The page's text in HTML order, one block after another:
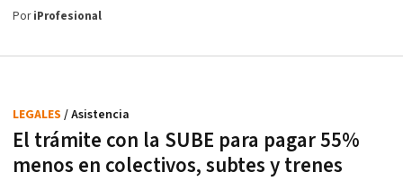
PoriProfesional
El trámite con la SUBE para pagar 55%
menos en colectivos, subtes y trenes
LEGALES / Asistencia